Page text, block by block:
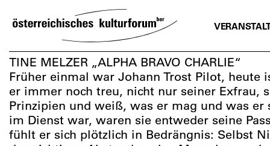
TO
CONTENT
TINE MELZER „ALPHA BRAVO CHARLIE“
Früher einmal war Johann Trost Pilot, heute
er immer noch treu, nicht nur seiner Exfrau,
Prinzipien und weiß, was er mag und was
im Dienst war, waren sie entweder seine
fühlt er sich plötzlich in Bedrängnis: Selbst